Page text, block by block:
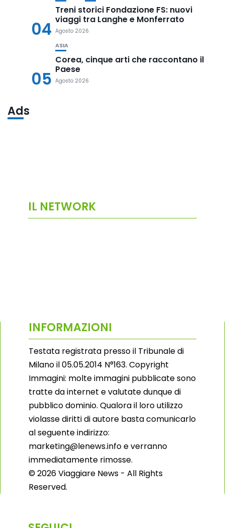
04
Treni storici Fondazione FS: nuovi
viaggi tra Langhe e Monferrato
Agosto 2026
05
ASIA
Corea, cinque arti che raccontano il
Paese
Agosto 2026
Ads
IL NETWORK
INFORMAZIONI
Testata registrata presso il Tribunale di
Milano il 05.05.2014 N°163. Copyright
Immagini: molte immagini pubblicate sono
tratte da internet e valutate dunque di
pubblico dominio. Qualora il loro utilizzo
violasse diritti di autore basta comunicarlo
al seguente indirizzo:
marketing@lenews.info e verranno
immediatamente rimosse.
© 2026 Viaggiare News - All Rights
Reserved.